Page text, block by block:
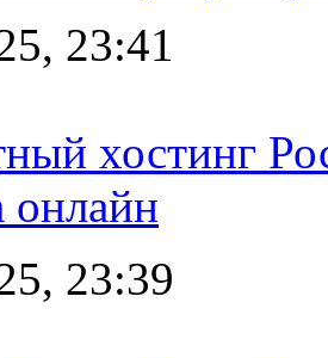
23:41
хостинг
онлайн
23:39